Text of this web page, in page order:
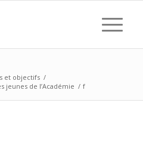
et objectifs /
jeunes de l’Académie / f